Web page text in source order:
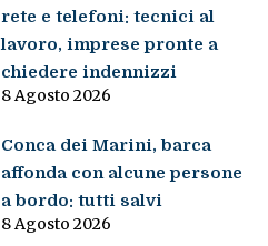
rete e telefoni: tecnici al
lavoro, imprese pronte a
chiedere indennizzi
8 Agosto 2026
Conca dei Marini, barca
affonda con alcune persone
a bordo: tutti salvi
8 Agosto 2026